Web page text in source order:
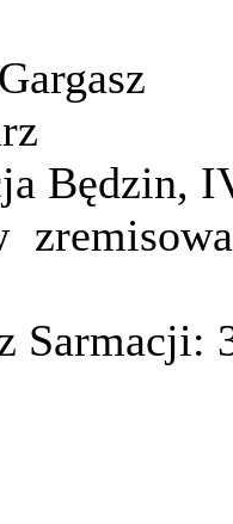
Będzin,
Sarmacji: